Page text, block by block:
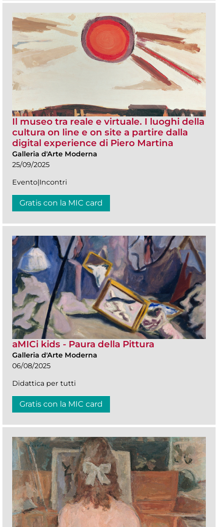
Il museo tra reale e virtuale. I luoghi della
cultura on line e on site a partire dalla
digital experience di Piero Martina
Galleria d'Arte Moderna
25/09/2025
Evento|Incontri
Gratis con la MIC card
aMICi kids - Paura della Pittura
Galleria d'Arte Moderna
06/08/2025
Didattica per tutti
Gratis con la MIC card